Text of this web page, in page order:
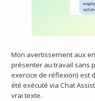
Mon avertissement aux
présenter au travail sans
exercice de réflexion) est
été exécuté via Chat
vrai texte.